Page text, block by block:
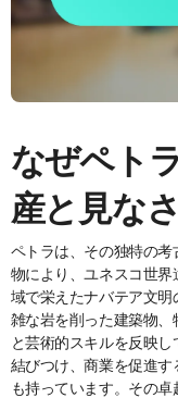
なぜペト
産と見な
ペトラは、その独特の
物により、ユネスコ世
域で栄えたナバテア文
雑な岩を削った建築物
と芸術的スキルを反映
結びつけ、商業を促進
も持っています。その